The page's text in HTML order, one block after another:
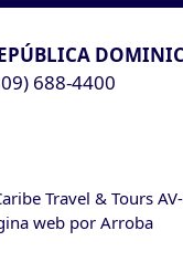
688-4400
Travel & Tours
web por Arroba